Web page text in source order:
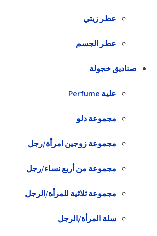
عطر زيتي
عطر الجسم
صناديق خجولة
علية Perfume
مجموعة دلو
مجموعة زوجين امرأة/رجل
مجموعة من أربع نساء/رجل
مجموعة ثلاثية للمرأة/الرجل
سلة المرأة/الرجل